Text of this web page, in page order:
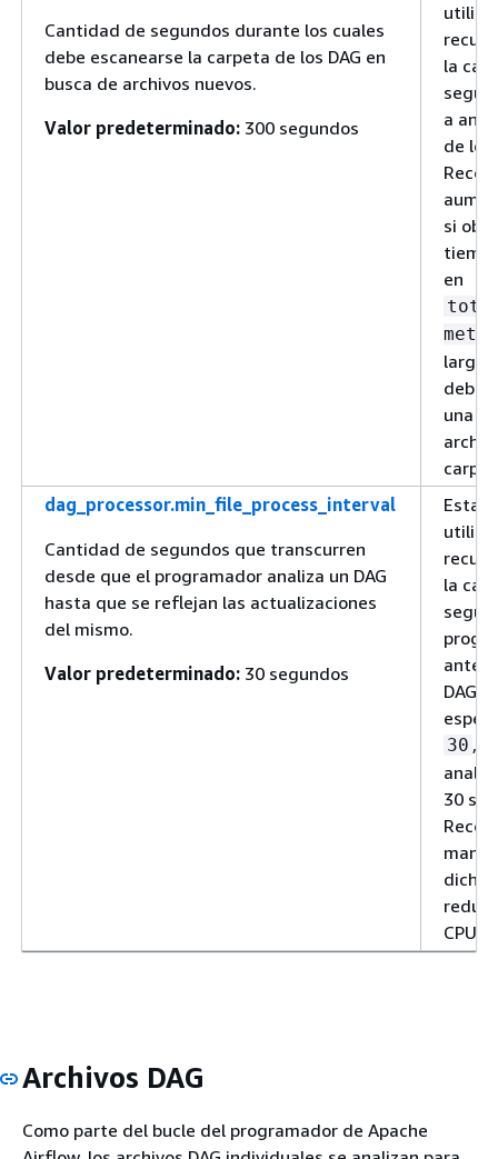
Cantidad de segundos durante los cuales
debe escanearse la carpeta de los DAG en
busca de archivos nuevos.
Valor predeterminado: 300 segundos
la
a
de los
si
en
una
dag_processor.min_file_process_interval
Cantidad de segundos que transcurren
desde que el programador analiza un DAG
hasta que se reflejan las actualizaciones
del mismo.
Valor predeterminado: 30 segundos
Esta
la
antes
DAG.
30 ,
30
dicho
CPU
Archivos DAG
Como parte del bucle del programador de Apache